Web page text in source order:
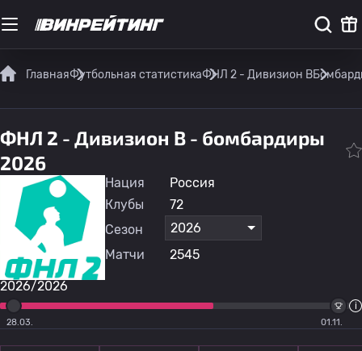
ГлавнаяФутбольная статистикаФНЛ 2 - Дивизион B
ФНЛ 2 - Дивизион B - бомбардиры
2026
2026/2026
01.11.
28.03.
Нация
Россия
Клубы
72
Сезон
2026
Матчи
2545